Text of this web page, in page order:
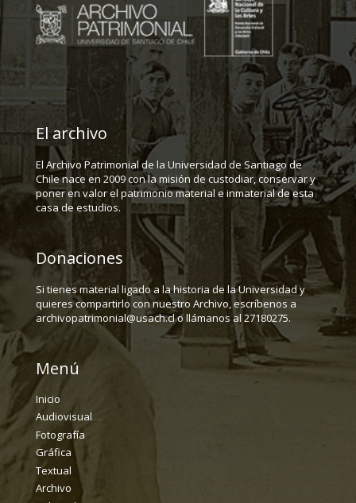
El archivo
El Archivo Patrimonial de la Universidad de Santiago de
Chile nace en 2009 con la misión de custodiar, conservar y
poner en valor el patrimonio material e inmaterial de esta
casa de estudios.
Donaciones
Si tienes material ligado a la historia de la Universidad y
quieres compartirlo con nuestro Archivo, escríbenos a
archivopatrimonial@usach.cl o llámanos al 27180275.
Menú
Inicio
Audiovisual
Fotografía
Gráfica
Textual
Archivo